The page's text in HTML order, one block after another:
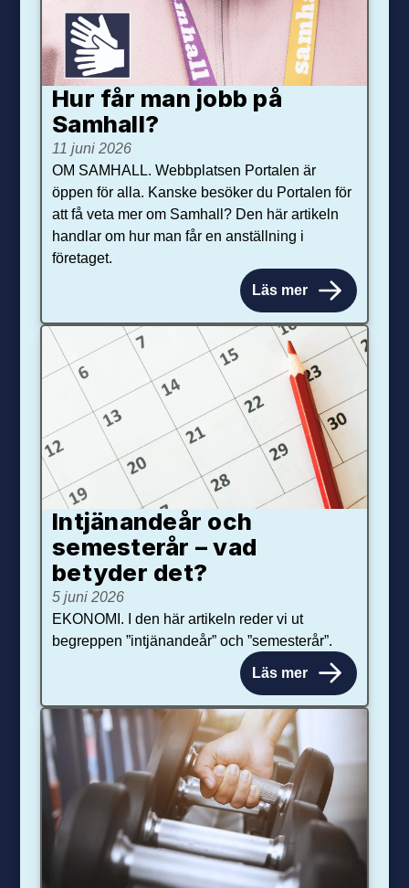
Hur får man jobb på
Samhall?
11 juni 2026
OM SAMHALL. Webbplatsen Portalen är
öppen för alla. Kanske besöker du Portalen för
att få veta mer om Samhall? Den här artikeln
handlar om hur man får en anställning i
företaget.
Läs mer
Intjänandeår och
semesterår – vad
betyder det?
5 juni 2026
EKONOMI. I den här artikeln reder vi ut
begreppen ”intjänandeår” och ”semesterår”.
Läs mer